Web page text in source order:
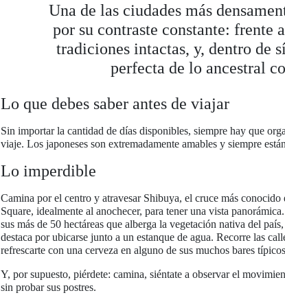
Una de las ciudades más
por su contraste constante: frente
tradiciones intactas, y, dentro de
perfecta de lo ancestral
Lo que debes saber antes de viajar
Sin importar la cantidad de días disponibles, siempre hay que
viaje. Los japoneses son extremadamente amables y siempre
Lo imperdible
Camina por el centro y atravesar Shibuya, el cruce más
Square, idealmente al anochecer, para tener una vista
sus más de 50 hectáreas que alberga la vegetación nativa del
destaca por ubicarse junto a un estanque de agua. Recorre las
refrescarte con una cerveza en alguno de sus muchos bares
Y, por supuesto, piérdete: camina, siéntate a observar el
sin probar sus postres.